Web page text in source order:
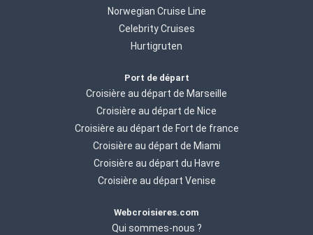
Norwegian Cruise Line
Celebrity Cruises
Hurtigruten
Port de départ
Croisière au départ de Marseille
Croisière au départ de Nice
Croisière au départ de Fort de france
Croisière au départ de Miami
Croisière au départ du Havre
Croisière au départ Venise
Webcroisieres.com
Qui sommes-nous ?